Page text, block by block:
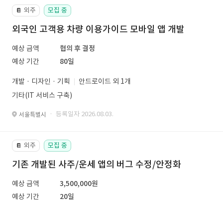
📔 외주 모집 중
외국인 고객용 차량 이용가이드 모바일 앱 개발
예상 금액
협의 후 결정
예상 기간
80일
개발 · 디자인 · 기획
안드로이드 외 1개
기타(IT 서비스 구축)
서울특별시 · 등록일자 2026.08.03.
📔 외주 모집 중
기존 개발된 사주/운세 앱의 버그 수정/안정화
예상 금액
3,500,000원
예상 기간
20일